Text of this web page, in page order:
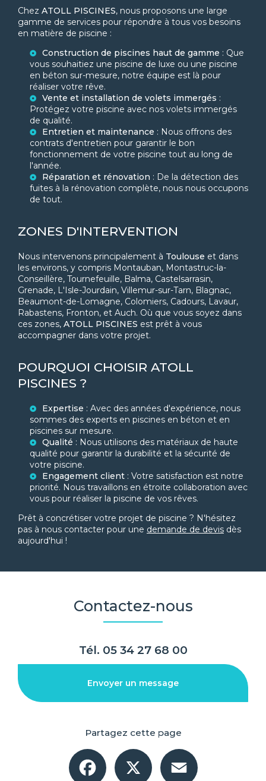
Chez ATOLL PISCINES, nous proposons une large
gamme de services pour répondre à tous vos besoins
en matière de piscine :
Construction de piscines haut de gamme : Que
vous souhaitiez une piscine de luxe ou une piscine
en béton sur-mesure, notre équipe est là pour
réaliser votre rêve.
Vente et installation de volets immergés :
Protégez votre piscine avec nos volets immergés
de qualité.
Entretien et maintenance : Nous offrons des
contrats d'entretien pour garantir le bon
fonctionnement de votre piscine tout au long de
l'année.
Réparation et rénovation : De la détection des
fuites à la rénovation complète, nous nous occupons
de tout.
ZONES D'INTERVENTION
Nous intervenons principalement à Toulouse et dans
les environs, y compris Montauban, Montastruc-la-
Conseillère, Tournefeuille, Balma, Castelsarrasin,
Grenade, L'Isle-Jourdain, Villemur-sur-Tarn, Blagnac,
Beaumont-de-Lomagne, Colomiers, Cadours, Lavaur,
Rabastens, Fronton, et Auch. Où que vous soyez dans
ces zones, ATOLL PISCINES est prêt à vous
accompagner dans votre projet.
POURQUOI CHOISIR ATOLL
PISCINES ?
Expertise : Avec des années d'expérience, nous
sommes des experts en piscines en béton et en
piscines sur mesure.
Qualité : Nous utilisons des matériaux de haute
qualité pour garantir la durabilité et la sécurité de
votre piscine.
Engagement client : Votre satisfaction est notre
priorité. Nous travaillons en étroite collaboration avec
vous pour réaliser la piscine de vos rêves.
Prêt à concrétiser votre projet de piscine ? N'hésitez
pas à nous contacter pour une demande de devis dès
aujourd'hui !
Contactez-nous
Tél. 05 34 27 68 00
Envoyer un message
Partagez cette page
Facebook